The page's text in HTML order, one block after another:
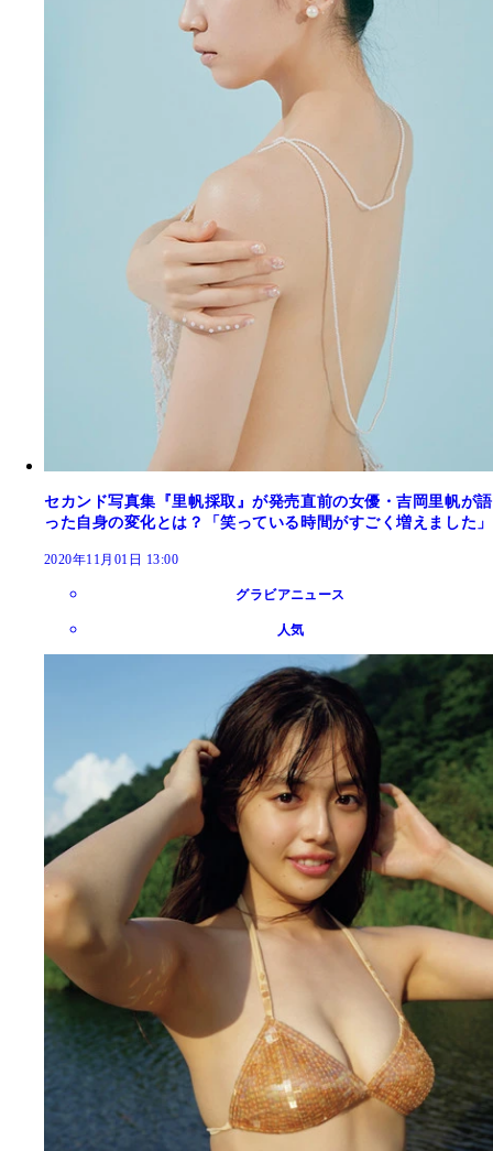
セカンド写真集『里帆採取』が発売直前の女優・吉岡里帆が語
った自身の変化とは？「笑っている時間がすごく増えました」
2020年11月01日 13:00
グラビアニュース
人気